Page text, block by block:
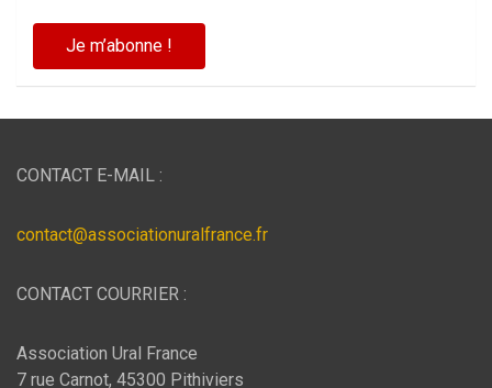
CONTACT E-MAIL :
contact@associationuralfrance.fr
CONTACT COURRIER :
Association Ural France
7 rue Carnot, 45300 Pithiviers